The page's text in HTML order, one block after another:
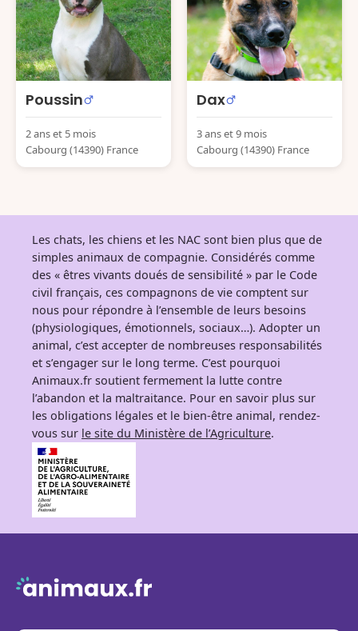
Poussin
2 ans et 5 mois
Cabourg (14390) France
Dax
3 ans et 9 mois
Cabourg (14390) France
Les chats, les chiens et les NAC sont bien plus que de
simples animaux de compagnie. Considérés comme
des « êtres vivants doués de sensibilité » par le Code
civil français, ces compagnons de vie comptent sur
nous pour répondre à l’ensemble de leurs besoins
(physiologiques, émotionnels, sociaux…). Adopter un
animal, c’est accepter de nombreuses responsabilités
et s’engager sur le long terme. C’est pourquoi
Animaux.fr soutient fermement la lutte contre
l’abandon et la maltraitance. Pour en savoir plus sur
les obligations légales et le bien-être animal, rendez-
vous sur le site du Ministère de l’Agriculture.